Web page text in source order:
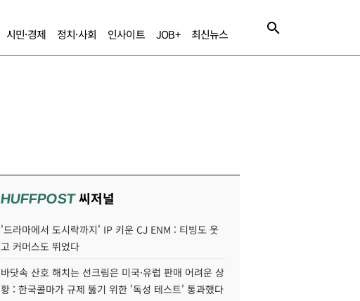
시민·경제 정치·사회 인사이트 JOB+ 최신뉴스
HUFFPOST씨저널
'드라마에서 도시락까지' IP 키운 CJ ENM : 티빙도 웃
고 커머스도 뛰었다
바닷속 산호 해치는 선크림은 미국·유럽 판매 어려운 상
황 : 한국콜마가 규제 뚫기 위한 '독성 테스트' 통과했다